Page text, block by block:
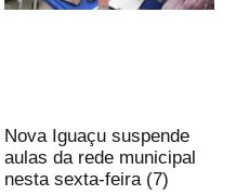
Nova Iguaçu suspende
aulas da rede municipal
nesta sexta-feira (7)